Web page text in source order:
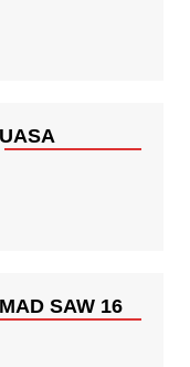
SAW 16